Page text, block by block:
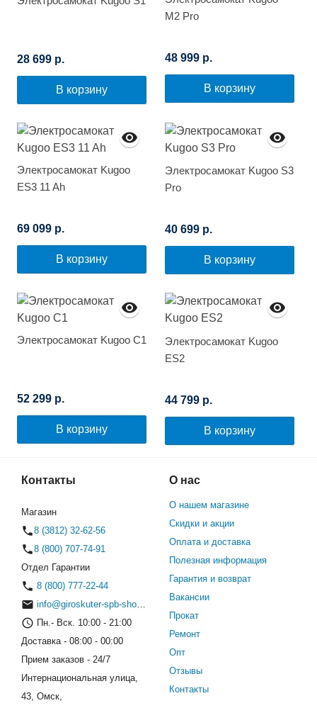
28 699 р.
В корзину
M2 Pro
48 999 р.
В корзину
Электросамокат Kugoo
ES3 11 Ah
69 099 р.
В корзину
Электросамокат Kugoo S3
Pro
40 699 р.
В корзину
Электросамокат Kugoo C1
52 299 р.
В корзину
Электросамокат Kugoo
ES2
44 799 р.
В корзину
Контакты
Магазин
8 (3812) 32-62-56
8 (800) 707-74-91
Отдел Гарантии
8 (800) 777-22-44
info@giroskuter-spb-shop.ru
Пн.- Вск. 10:00 - 21:00
Доставка - 08:00 - 00:00
Прием заказов - 24/7
Интернациональная улица,
43, Омск,
О нас
О нашем магазине
Скидки и акции
Оплата и доставка
Полезная информация
Гарантия и возврат
Вакансии
Прокат
Ремонт
Опт
Отзывы
Контакты